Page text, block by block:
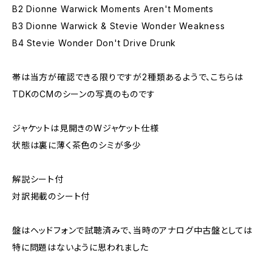
B2 Dionne Warwick Moments Aren't Moments
B3 Dionne Warwick & Stevie Wonder Weakness
B4 Stevie Wonder Don't Drive Drunk
帯は当方が確認できる限りですが2種類あるようで、こちらは
TDKのCMのシーンの写真のものです
ジャケットは見開きのWジャケット仕様
状態は裏に薄く茶色のシミが多少
解説シート付
対訳掲載のシート付
盤はヘッドフォンで試聴済みで、当時のアナログ中古盤としては
特に問題はないように思われました